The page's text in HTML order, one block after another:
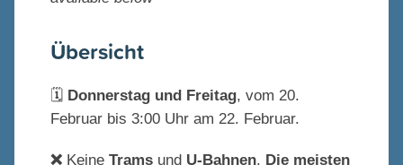
Übersicht
🗓️ Donnerstag und Freitag, vom 20.
Februar bis 3:00 Uhr am 22. Februar.
❌ Keine Trams und U-Bahnen. Die meisten